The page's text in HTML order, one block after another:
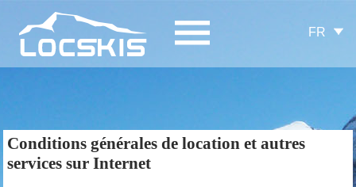
FR
Conditions générales de location et autres
services sur Internet